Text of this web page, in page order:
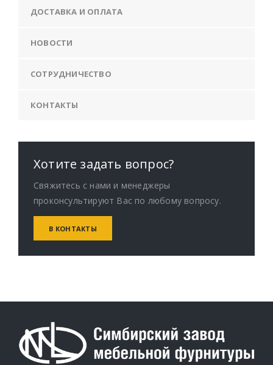
ДОСТАВКА И ОПЛАТА
НОВОСТИ
СОТРУДНИЧЕСТВО
КОНТАКТЫ
Хотите задать вопрос?
Свяжитесь с нами и менеджеры
проконсультируют Вас по любому вопросу.
В КОНТАКТЫ